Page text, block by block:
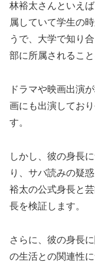
林裕太さんといえ
属していて学生の
うで、大学で知り
部に所属されること
ドラマや映画出演
画にも出演してお
す。
しかし、彼の身長
り、サバ読みの疑
裕太の公式身長と
長を検証します。
さらに、彼の身長
の生活との関連性